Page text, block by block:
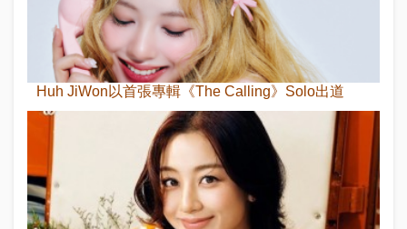
Huh JiWon以首張專輯《The Calling》Solo出道